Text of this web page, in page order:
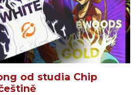
od studia Chip